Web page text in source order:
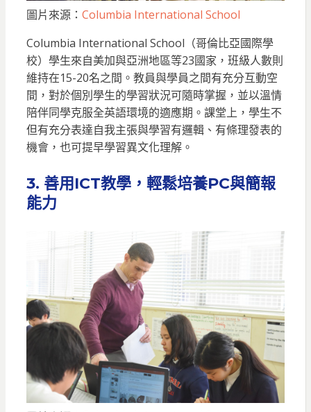
圖片來源： Columbia International School
Columbia International School（哥倫比亞國際學
校）學生來自美加與亞洲地區等23國家，班級人數則
維持在15-20名之間。教員與學員之間有充分互動空
間，對於個別學生的學習狀況可隨時掌握，並以溫情
陪伴同學克服全英語環境的適應期。課堂上，學生不
但有充分表達自我主張與學習有邏輯、有條理發表的
機會，也可提早學習異文化理解。
3. 善用ICT教學，輕鬆培養PC與簡報
能力